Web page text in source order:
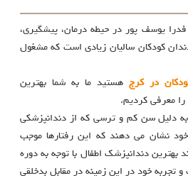
یوسف پور در حیطه درمان، پیشگیری،
کودکان سالیان زیادی است که مشغول
در کرج هستید ما به شما بهترین
معرفی کردیم.
دلیل سن کم و ترسی که از دندانپزشکی
خود نشان می دهند که این رفتارها موجب
بهترین دندانپزشک اطفال با توجه به دوره
تجربه خود در این زمینه در مقابل بدخلقی